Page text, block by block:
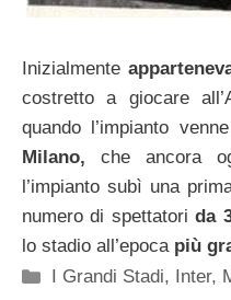
Inizialmente
costretto a giocare
quando l’impianto
Milano, che ancora
l’impianto subì una
numero di spettatorida
lo stadio all’epoca più
Categorie
I Grandi Stadi, Inter,